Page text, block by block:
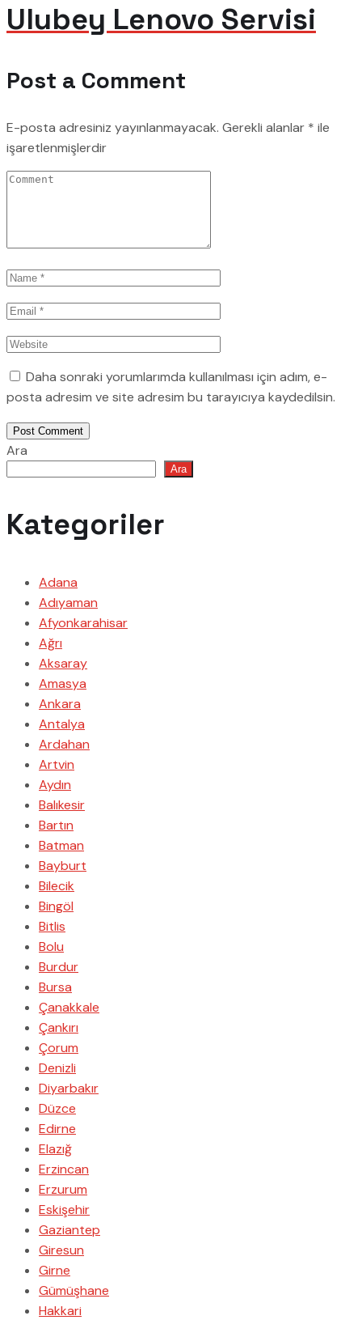
Ulubey Lenovo Servisi
Post a Comment
E-posta adresiniz yayınlanmayacak. Gerekli alanlar * ile
işaretlenmişlerdir
Daha sonraki yorumlarımda kullanılması için adım, e-
posta adresim ve site adresim bu tarayıcıya kaydedilsin.
Post Comment
Ara
Ara
Kategoriler
Adana
Adıyaman
Afyonkarahisar
Ağrı
Aksaray
Amasya
Ankara
Antalya
Ardahan
Artvin
Aydın
Balıkesir
Bartın
Batman
Bayburt
Bilecik
Bingöl
Bitlis
Bolu
Burdur
Bursa
Çanakkale
Çankırı
Çorum
Denizli
Diyarbakır
Düzce
Edirne
Elazığ
Erzincan
Erzurum
Eskişehir
Gaziantep
Giresun
Girne
Gümüşhane
Hakkari